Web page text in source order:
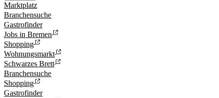
Marktplatz
Branchensuche
Gastrofinder
Jobs in Bremen
Shopping
Wohnungsmarkt
Schwarzes Brett
Branchensuche
Shopping
Gastrofinder